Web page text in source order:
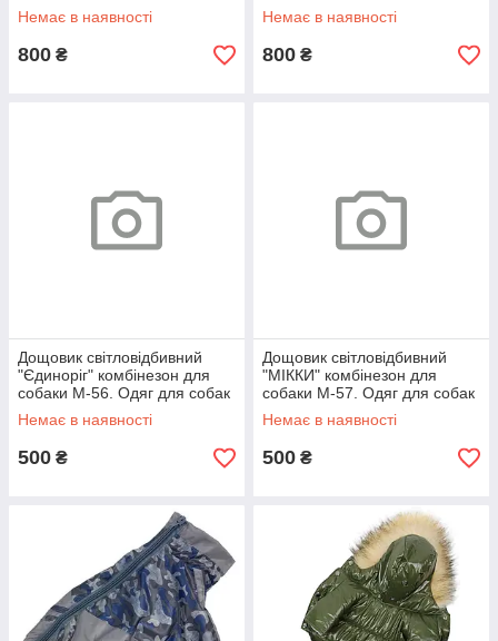
Немає в наявності
800 ₴
Немає в наявності
800 ₴
Дощовик світловідбивний
"Єдиноріг" комбінезон для
собаки M-56. Одяг для собак
Немає в наявності
500 ₴
Дощовик світловідбивний
"МІККИ" комбінезон для
собаки M-57. Одяг для собак
Немає в наявності
500 ₴